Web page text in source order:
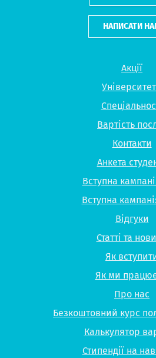
Акції
Вартість
Контакти
Анкета
Вступна
Вступна
Відгуки
Статті та
Як
Як ми
Про нас
Безкоштовний курс
Калькулятор
Стипендії на
НАПИСАТИ